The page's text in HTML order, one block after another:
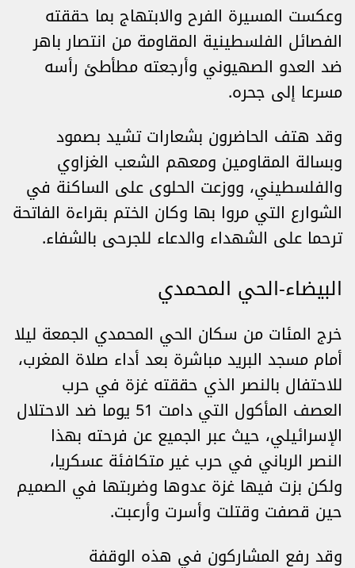
وعكست المسيرة الفرح والابتهاج بما حققته
الفصائل الفلسطينية المقاومة من انتصار باهر
ضد العدو الصهيوني وأرجعته مطأطئ رأسه
مسرعا إلى جحره.
وقد هتف الحاضرون بشعارات تشيد بصمود
وبسالة المقاومين ومعهم الشعب الغزاوي
والفلسطيني، ووزعت الحلوى على الساكنة في
الشوارع التي مروا بها وكان الختم بقراءة الفاتحة
ترحما على الشهداء والدعاء للجرحى بالشفاء.
البيضاء-الحي المحمدي
خرج المئات من سكان الحي المحمدي الجمعة ليلا
أمام مسجد البريد مباشرة بعد أداء صلاة المغرب،
للاحتفال بالنصر الذي حققته غزة في حرب
العصف المأكول التي دامت 51 يوما ضد الاحتلال
الإسرائيلي، حيث عبر الجميع عن فرحته بهذا
النصر الرباني في حرب غير متكافئة عسكريا،
ولكن بزت فيها غزة عدوها وضربتها في الصميم
حين قصفت وقتلت وأسرت وأرعبت.
وقد رفع المشاركون في هذه الوقفة